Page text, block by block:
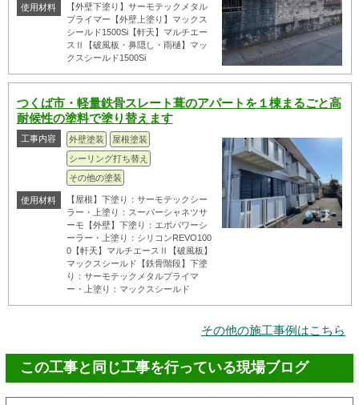
使用材料
【外壁下塗り】サーモテックメタル
プライマー【外壁上塗り】マックス
シールド1500Si【軒天】マルチエー
スⅡ【破風板・鼻隠し・雨樋】マッ
クスシールド1500Si
つくば市・軽量鉄骨スレート葺のアパートを１棟まるごと高
耐候性の塗料で塗り替えます
工事内容 外壁塗装
屋根塗装
シーリング打ち替え
その他の塗装
使用材料
【屋根】下塗り：サーモテックシー
ラー・上塗り：スーパーシャネツサ
ーモ【外壁】下塗り：エポパワーシ
ーラー・上塗り：シリコンREVO100
0【軒天】マルチエースⅡ【破風板】
マックスシールド【鉄骨階段】下塗
り：サーモテックメタルプライマ
ー・上塗り：マックスシールド
その他の施工事例はこちら
この工事と同じ工事を行っている現場ブログ